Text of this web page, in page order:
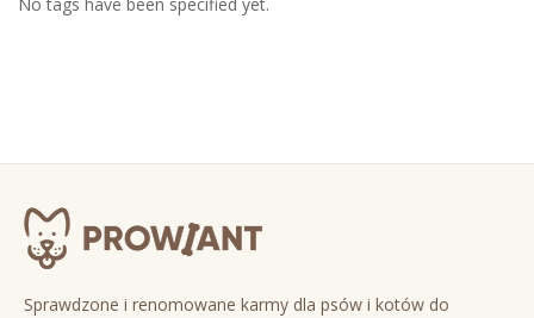
Sprawdzone i renomowane karmy dla psów i kotów do